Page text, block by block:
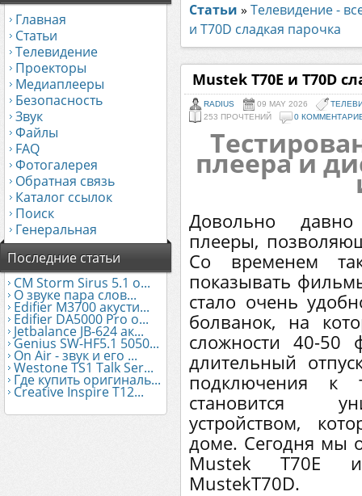
Главная
Статьи
Телевидение
Проекторы
Медиаплееры
Безопасность
Звук
Файлы
FAQ
Фотогалерея
Обратная связь
Каталог ссылок
Поиск
Генеральная
Последние статьи
CM Storm Sirus 5.1 о...
О звуке пара слов...
Edifier М3700 акусти...
Edifier DA5000 Pro о...
Jetbalance JB-624 ак...
Genius SW-HF5.1 5050...
On Air - звук и его ...
Westone TS1 Talk Ser...
Где купить оригиналь...
Creative Inspire T12...
Статьи » Телевидение -
и T70D сладкая парочка
Mustek Т70Е и T70D
RADIUS 09 MAY 2026
253 ПРОЧТЕНИЙ
0
плеера и
Довольно
плееры,
Со временем
показывать
стало очень
болванок, на
сложности 40-50
длительный
подключения к
становится
устройством,
доме. Сегодня мы
Mustek Т70Е и
MustekT70D.